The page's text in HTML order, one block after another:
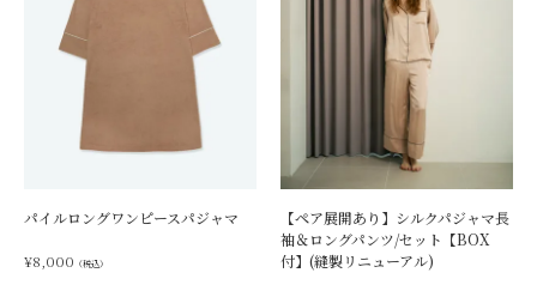
パイルロングワンピースパジャマ
¥8,000 （税込）
【ペア展開あり】シルクパジャマ長
袖＆ロングパンツ/セット【BOX
付】(縫製リニューアル)